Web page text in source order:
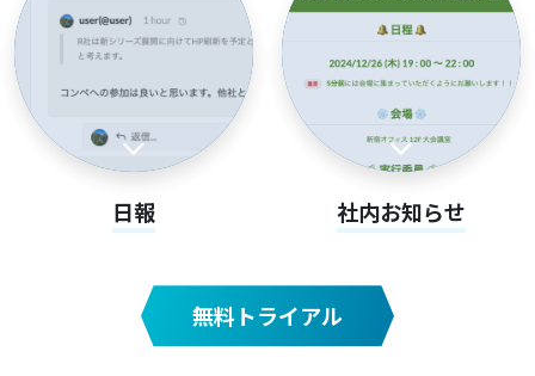
日報 社内お知らせ
無料トライアル